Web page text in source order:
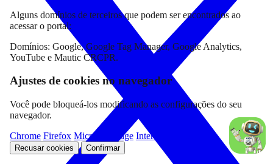
Alguns domínios de terceiros que podem ser encontrados ao
acessar o portal:
Domínios: Google, Google Tag Manager, Google Analytics,
YouTube e Mautic CRCPR.
Ajustes de cookies no navegador
Você pode bloqueá-los modificando as configurações do seu
navegador.
Chrome Firefox Microsoft Edge Internet Explorer
Recusar cookies Confirmar